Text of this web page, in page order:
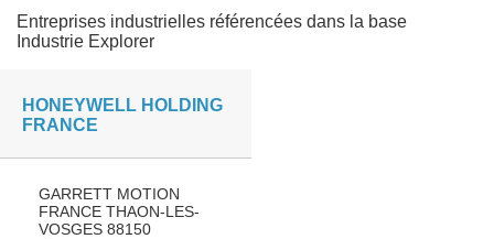
Entreprises industrielles référencées dans la base
Industrie Explorer
HONEYWELL HOLDING
FRANCE
GARRETT MOTION
FRANCE THAON-LES-
VOSGES 88150